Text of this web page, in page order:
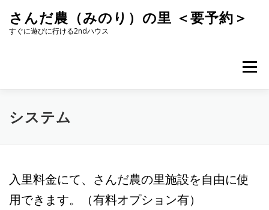
キ
さんだ農（みのり）の里 ＜要予約＞
すぐに遊びに行ける2ndハウス
メニュー
システム
入里料金にて、さんだ農の里施設を自由に使
用できます。（有料オプション有）